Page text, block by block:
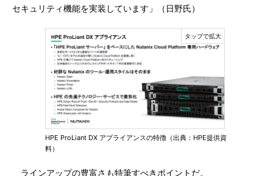
セキュリティ機能を実装しています」（日野氏）
HPE ProLiant DX アプライアンスの特徴（出典：HPE提供資
料）
ラインアップの豊富さも特筆すべきポイントだ。